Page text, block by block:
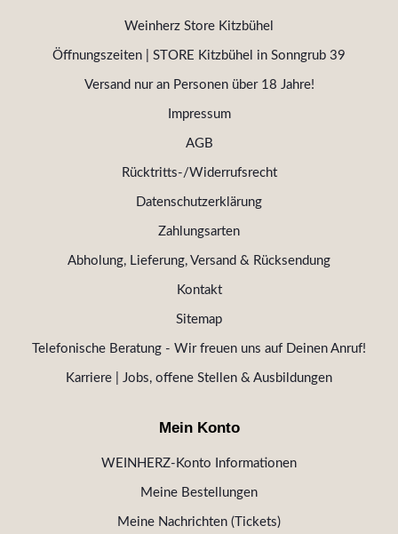
Weinherz Store Kitzbühel
Öffnungszeiten | STORE Kitzbühel in Sonngrub 39
Versand nur an Personen über 18 Jahre!
Impressum
AGB
Rücktritts-/Widerrufsrecht
Datenschutzerklärung
Zahlungsarten
Abholung, Lieferung, Versand & Rücksendung
Kontakt
Sitemap
Telefonische Beratung - Wir freuen uns auf Deinen Anruf!
Karriere | Jobs, offene Stellen & Ausbildungen
Mein Konto
WEINHERZ-Konto Informationen
Meine Bestellungen
Meine Nachrichten (Tickets)